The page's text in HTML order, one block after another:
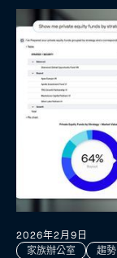
2026年2月9日
家族辦公室
趨勢